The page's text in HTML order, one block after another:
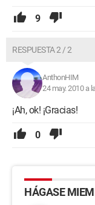
9
RESPUESTA 2 / 2
AnthonHIM
24 may. 2010 a
¡Ah, ok! ¡Gracias!
0
HÁGASE